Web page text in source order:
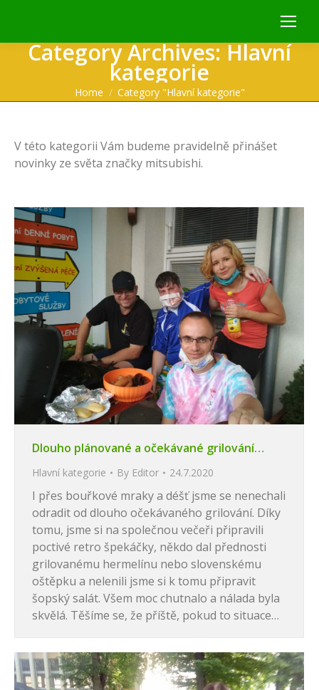
Category Archives:Hlavní
kategorie
You are here:
Home Category "Hlavní kategorie"
V této kategorii Vám budeme pravidelně přinášet
novinky ze světa značky mitsubishi.
Dlouho plánované a očekávané grilování…
Hlavní kategorie By Editor 24.7.2020
I přes bouřkové mraky a déšť jsme se nenechali
odradit od dlouho očekávaného grilování. Díky
tomu, jsme si na společnou večeři připravili
poctivé retro špekáčky, někdo dal přednosti
grilovanému hermelínu nebo slovenskému
oštěpku a nelenili jsme si k tomu připravit
šopský salát. Všem moc chutnalo a nálada byla
skvělá. Těšíme se, že příště, pokud to situace…